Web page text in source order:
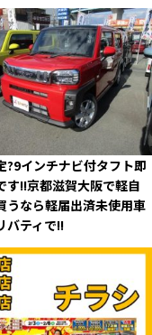
?9インチナビ付タフト即
す!!京都滋賀大阪で軽自
うなら軽届出済未使用車
バティで!!